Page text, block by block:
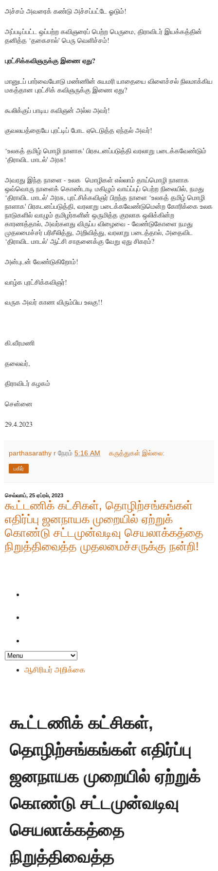
அச்சம் அவரைக் கண்டு அச்சப்பட்டே ஓடும்!
அப்படிப்பட்ட ஒப்பற்ற கவிஞரைப் பெற்ற பெருமை, திராவிடர் இயக்கத்தின்
தனித்த ‘தகைசால்' பெரு வெளிச்சம்!
புரட்சிக்கவிஞருக்கு இணை ஏது?
மானுடப் பார்வையோடு மண்ணின் சுயமரி யாதையை விளைச்சல் நிலமாக்கிய
மகத்தான புரட்சிக் கவிஞருக்கு இணை ஏது?
கூலிக்குப் பாடிய கவிஞன் அல்ல அவர்!
குவலயத்தையே புரட்டிப் போட ஏடெடுத்த ஏந்தல் அவர்!
‘உலகத் தமிழ் மொழி நாளாக' பிரகடனப்படுத்தி வரலாறு படைக்கவேண்டும்
‘திராவிட மாடல்' அரசு!
அவரது இந்த நாளை - உலக மொழிகள் எல்லாம் தாய்மொழி நாளாக
ஒவ்வொரு நாளைக் கொண்டாடி மகிழும் வாய்ப்புப் பெற்ற நிலையில், நமது
‘திராவிட மாடல்' அரசு, புரட்சிக்கவிஞர் பிறந்த நாளை ‘உலகத் தமிழ் மொழி
நாளாக' பிரகடனப்படுத்தி, வரலாறு படைக்கவேண்டுமென்ற கோரிக்கை உலக
நாடுகளில் வாழும் தமிழர்களின் ஒருமித்த குரலாக ஒலிக்கின்ற
காரணத்தால், அவர்களது விருப்ப விழைவை - வேண்டுகோளை நமது
முதலமைச்சர் பரிசீலித்து, அறிவித்து, வரலாறு படைத்தால், அதைவிட
‘திராவிட மாடல்' ஆட்சி சாதனைக்கு வேறு ஏது சிகரம்?
அன்புடன் வேண்டுகிறோம்!
வாழ்க புரட்சிக்கவிஞர்!
வருக அவர் காண விரும்பிய உலகு!!
கி.வீரமணி
தலைவர்,
திராவிடர் கழகம்
சென்னை
29.4.2023
parthasarathy r நேரம் 5:16 AM கருத்துகள் இல்லை:
பகிர்
செவ்வாய், 25 ஏப்ரல், 2023
கூட்டணிக் கட்சிகள், தொழிற்சங்கங்கள்
எதிர்ப்பு ஜனநாயக முறையில் ஏற்றுக்
கொண்டு சட்டமுன்வடிவு செயலாக்கத்தை
நிறுத்திவைத்த முதலமைச்சருக்கு நன்றி!
ஆசிரியர் அறிக்கை
கூட்டணிக் கட்சிகள்,
தொழிற்சங்கங்கள் எதிர்ப்பு
ஜனநாயக முறையில் ஏற்றுக்
கொண்டு சட்டமுன்வடிவு
செயலாக்கத்தை
நிறுத்திவைத்த